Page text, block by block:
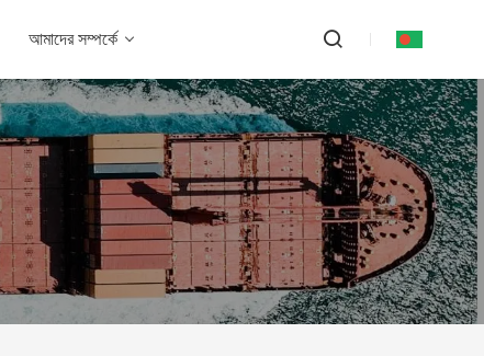
আমাদের সম্পর্কে